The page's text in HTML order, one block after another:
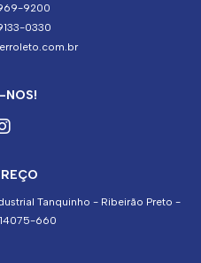
9200
0330
NOS!
Tanquinho - Ribeirão Preto -
14075-660